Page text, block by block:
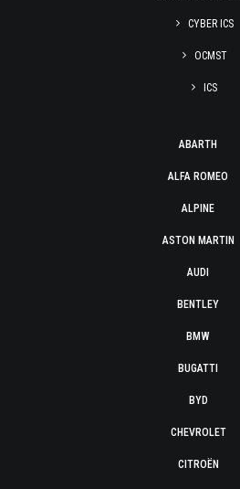
CYBER ICS
OCMST
ICS
ABARTH
ALFA ROMEO
ALPINE
ASTON MARTIN
AUDI
BENTLEY
BMW
BUGATTI
BYD
CHEVROLET
CITROËN